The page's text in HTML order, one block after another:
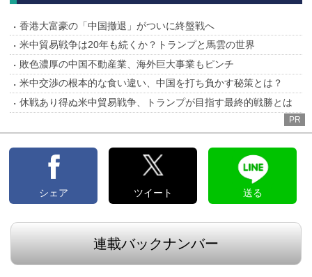
香港大富豪の「中国撤退」がついに終盤戦へ
米中貿易戦争は20年も続くか？トランプと馬雲の世界
敗色濃厚の中国不動産業、海外巨大事業もピンチ
米中交渉の根本的な食い違い、中国を打ち負かす秘策とは？
休戦あり得ぬ米中貿易戦争、トランプが目指す最終的戦勝とは
PR
シェア ツイート 送る
連載バックナンバー